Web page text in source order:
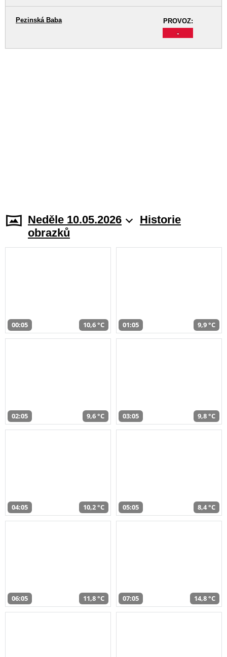
PROVOZ:
-
Pezinská Baba
Neděle 10.05.2026
Historie
obrazků
00:05 10,6 °C 01:05 9,9 °C
02:05 9,6 °C 03:05 9,8 °C
04:05 10,2 °C 05:05 8,4 °C
06:05 11,8 °C 07:05 14,8 °C